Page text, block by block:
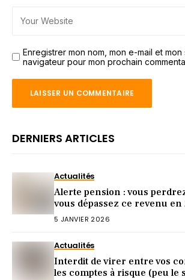
Enregistrer mon nom, mon e-mail et mon
navigateur pour mon prochain
DERNIERS ARTICLES
Actualités
Alerte pension : vous
vous dépassez ce revenu en
5 JANVIER 2026
Actualités
Interdit de virer entre vos
les comptes à risque (peu le